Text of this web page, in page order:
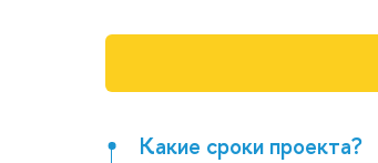
Какие сроки проекта?